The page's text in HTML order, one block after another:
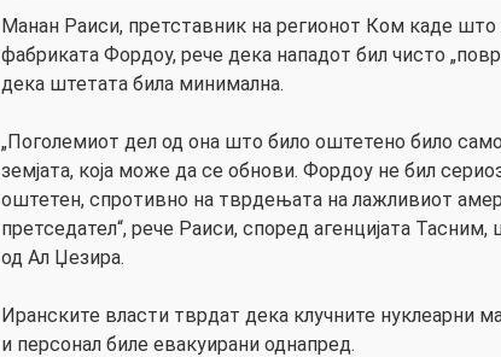
Манан Раиси, претставник на регионот Ком каде што
фабриката Фордоу, рече дека нападот бил чисто
дека штетата била минимална.
„Поголемиот дел од она што било оштетено било
земјата, која може да се обнови. Фордоу не бил
оштетен, спротивно на тврдењата на лажливиот
претседател“, рече Раиси, според агенцијата Тасним,
од Ал Џезира.
Иранските власти тврдат дека клучните нуклеарни
и персонал биле евакуирани однапред.